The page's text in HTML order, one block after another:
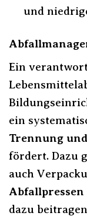
und
Ein
ein
Trennung
fördert. Dazu
auch
Abfallpressen
dazu